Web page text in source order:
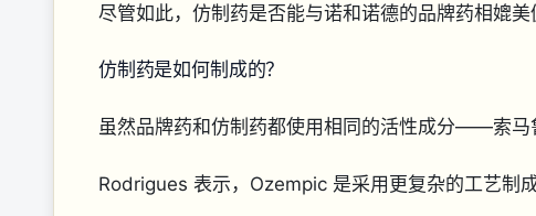
尽管如此，仿制药是否能与诺和诺德的品牌药相媲美
仿制药是如何制成的？
虽然品牌药和仿制药都使用相同的活性成分——索
Rodrigues 表示，Ozempic 是采用更复杂的工艺制